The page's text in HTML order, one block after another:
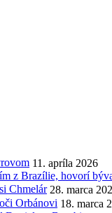
11. apríla 2026
z Brazílie, hovorí
Chmelár 28. marca
Orbánovi 18. marca